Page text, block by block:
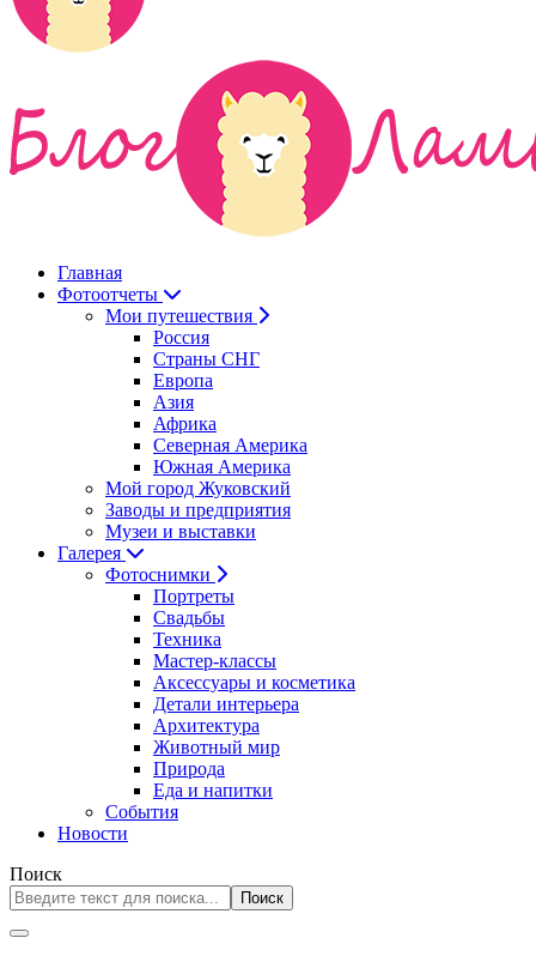
Главная
Фотоотчеты
Мои путешествия
Россия
Страны СНГ
Европа
Азия
Африка
Северная Америка
Южная Америка
Мой город Жуковский
Заводы и предприятия
Музеи и выставки
Галерея
Фотоснимки
Портреты
Свадьбы
Техника
Мастер-классы
Аксессуары и косметика
Детали интерьера
Архитектура
Животный мир
Природа
Еда и напитки
События
Новости
Поиск
Поиск